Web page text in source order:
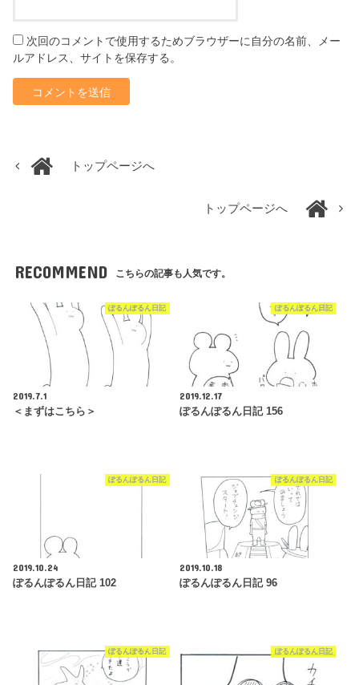
次回のコメントで使用するためブラウザーに自分の名前、メー
ルアドレス、サイトを保存する。
トップページへ
トップページへ
RECOMMEND こちらの記事も人気です。
ぽるんぽるん日記
2019.7.1
＜まずはこちら＞
ぽるんぽるん日記
2019.12.17
ぽるんぽるん日記 156
ぽるんぽるん日記
2019.10.24
ぽるんぽるん日記 102
ぽるんぽるん日記
2019.10.18
ぽるんぽるん日記 96
ぽるんぽるん日記 ぽるんぽるん日記